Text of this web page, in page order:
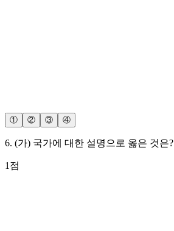
① ② ③ ④
6. (가) 국가에 대한 설명으로 옳은 것은?
1 점